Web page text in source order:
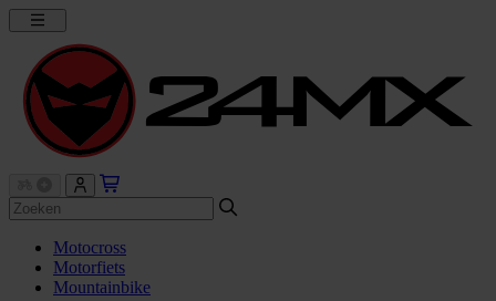
Motocross
Motorfiets
Mountainbike